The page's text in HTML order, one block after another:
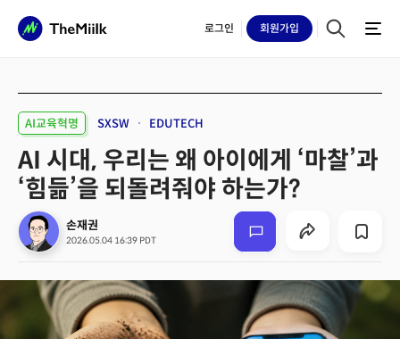
로그인 회원가입
AI교육혁명 SXSW EDUTECH
AI 시대, 우리는 왜 아이에게 ‘마찰’과
‘힘듦’을 되돌려줘야 하는가?
손재권
2026.05.04 16:39 PDT